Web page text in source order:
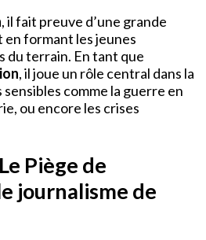
, il fait preuve d’une grande
formant les jeunes
du terrain. En tant que
, il joue un rôle central dans la
comme la guerre en
ou encore les crises
Piège de
journalisme de